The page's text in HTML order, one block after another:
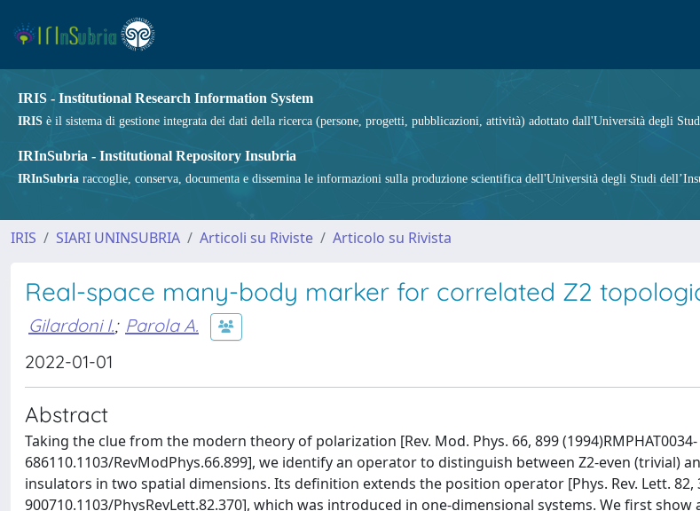
IRIS - Institutional Research Information System
IRIS è il sistema di gestione integrata dei dati della ricerca (persone, progetti, pubblicazioni, attività) adottato dall'Università degli
IRInSubria - Institutional Repository Insubria
IRInSubria raccoglie, conserva, documenta e dissemina le informazioni sulla produzione scientifica dell'Università degli Studi
IRIS SIARI UNINSUBRIA Articoli su Riviste Articolo su Rivista
Real-space many-body marker for correlated Z2
Gilardoni I.; Parola A.
2022-01-01
Abstract
Taking the clue from the modern theory of polarization [Rev. Mod. Phys. 66, 899 (1994)RMPHAT0034-
686110.1103/RevModPhys.66.899], we identify an operator to distinguish between Z2-even (trivial)
insulators in two spatial dimensions. Its definition extends the position operator [Phys. Rev. Lett. 82,
900710.1103/PhysRevLett.82.370], which was introduced in one-dimensional systems. We first show